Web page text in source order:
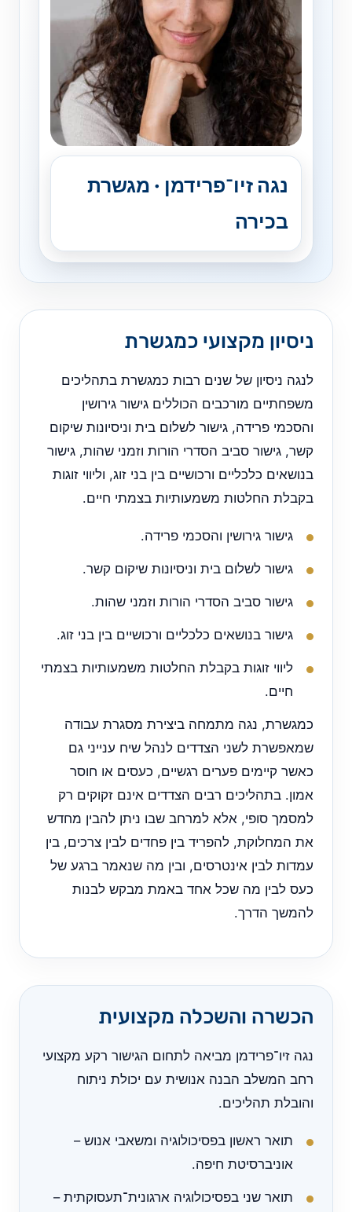
נגה זיו־פרידמן · מגשרת
בכירה
ניסיון מקצועי כמגשרת
לנגה ניסיון של שנים רבות כמגשרת בתהליכים
משפחתיים מורכבים הכוללים גישור גירושין
והסכמי פרידה, גישור לשלום בית וניסיונות שיקום
קשר, גישור סביב הסדרי הורות וזמני שהות, גישור
בנושאים כלכליים ורכושיים בין בני זוג, וליווי זוגות
בקבלת החלטות משמעותיות בצמתי חיים.
גישור גירושין והסכמי פרידה.
גישור לשלום בית וניסיונות שיקום קשר.
גישור סביב הסדרי הורות וזמני שהות.
גישור בנושאים כלכליים ורכושיים בין בני זוג.
ליווי זוגות בקבלת החלטות משמעותיות בצמתי
חיים.
כמגשרת, נגה מתמחה ביצירת מסגרת עבודה
שמאפשרת לשני הצדדים לנהל שיח ענייני גם
כאשר קיימים פערים רגשיים, כעסים או חוסר
אמון. בתהליכים רבים הצדדים אינם זקוקים רק
למסמך סופי, אלא למרחב שבו ניתן להבין מחדש
את המחלוקת, להפריד בין פחדים לבין צרכים, בין
עמדות לבין אינטרסים, ובין מה שנאמר ברגע של
כעס לבין מה שכל אחד באמת מבקש לבנות
להמשך הדרך.
הכשרה והשכלה מקצועית
נגה זיו־פרידמן מביאה לתחום הגישור רקע מקצועי
רחב המשלב הבנה אנושית עם יכולת ניתוח
והובלת תהליכים.
תואר ראשון בפסיכולוגיה ומשאבי אנוש –
אוניברסיטת חיפה.
תואר שני בפסיכולוגיה ארגונית־תעסוקתית –